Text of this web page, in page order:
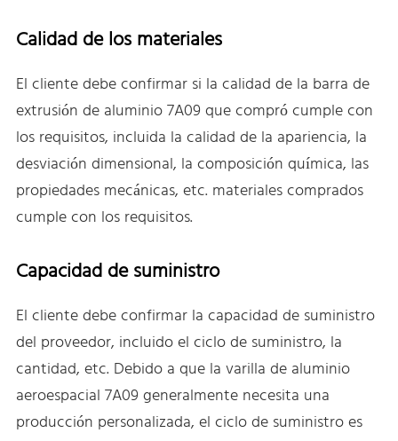
Calidad de los materiales
El cliente debe confirmar si la calidad de la barra de
extrusión de aluminio 7A09 que compró cumple con
los requisitos, incluida la calidad de la apariencia, la
desviación dimensional, la composición química, las
propiedades mecánicas, etc. materiales comprados
cumple con los requisitos.
Capacidad de suministro
El cliente debe confirmar la capacidad de suministro
del proveedor, incluido el ciclo de suministro, la
cantidad, etc. Debido a que la varilla de aluminio
aeroespacial 7A09 generalmente necesita una
producción personalizada, el ciclo de suministro es